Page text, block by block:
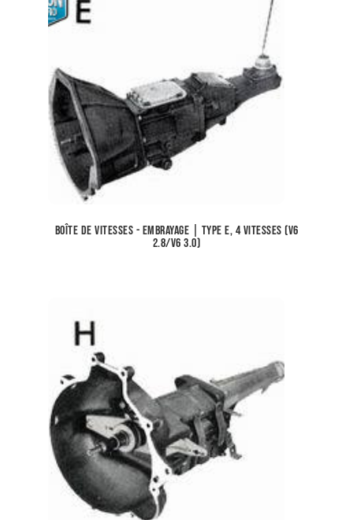
Boîte de vitesses - Embrayage | Type E, 4 vitesses (V6
2.8/V6 3.0)